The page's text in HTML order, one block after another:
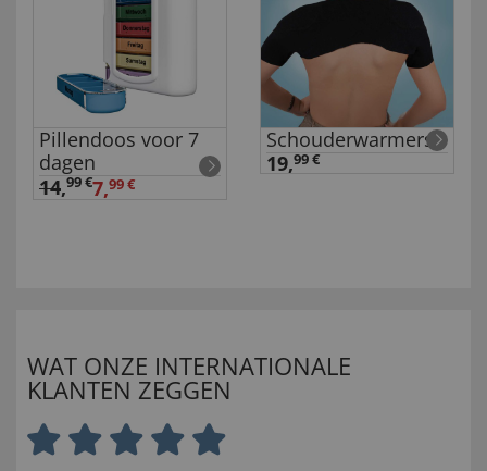
Pillendoos voor 7
dagen
14,99 €7,99 €
Schouderwarmers
19,99 €
WAT ONZE INTERNATIONALE
KLANTEN ZEGGEN